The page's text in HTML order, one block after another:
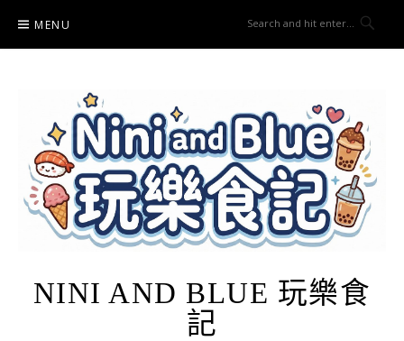
content
MENU
NINI AND BLUE 玩樂食
記